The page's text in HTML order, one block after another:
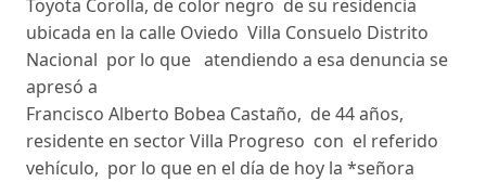
Toyota Corolla, de color negro de su residencia
ubicada en la calle Oviedo Villa Consuelo Distrito
Nacional por lo que atendiendo a esa denuncia se
apresó a
Francisco Alberto Bobea Castaño, de 44 años,
residente en sector Villa Progreso con el referido
vehículo, por lo que en el día de hoy la *señora